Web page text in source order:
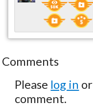
Comments
Please log in or
comment.